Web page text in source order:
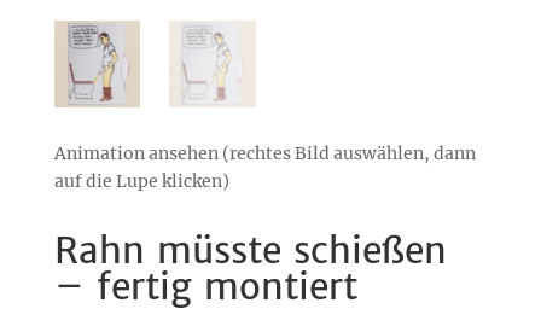
Animation ansehen (rechtes Bild auswählen, dann
auf die Lupe klicken)
Rahn müsste schießen
– fertig montiert